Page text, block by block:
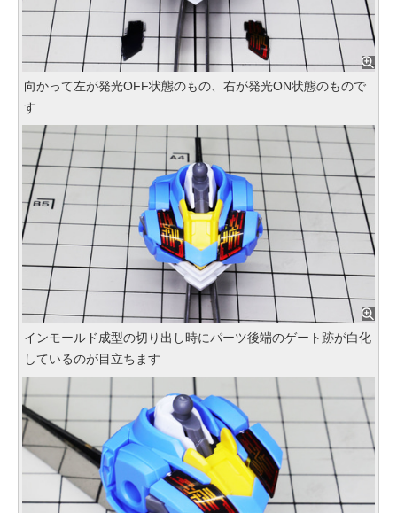
向かって左が発光OFF状態のもの、右が発光ON状態のもので
す
インモールド成型の切り出し時にパーツ後端のゲート跡が白化
しているのが目立ちます